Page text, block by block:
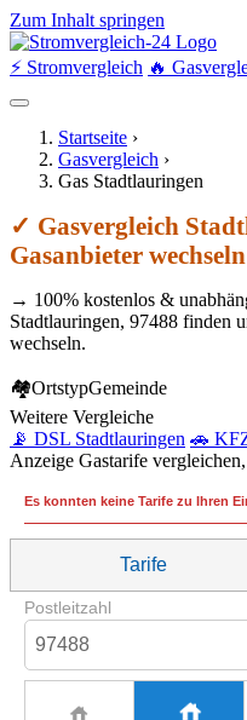
Zum Inhalt springen
⚡ Stromvergleich 🔥
Startseite ›
Gasvergleich ›
Gas Stadtlauringen
✓ Gasvergleich
Gasanbieter
→ 100% kostenlos &
Stadtlauringen, 97488 finden
wechseln.
🏘OrtstypGemeinde
Weitere Vergleiche
📡 DSL Stadtlauringen 🚗
Anzeige Gastarife